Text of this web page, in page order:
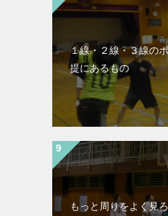
１線・２線・３線の
提にあるもの
もっと周りをよく見